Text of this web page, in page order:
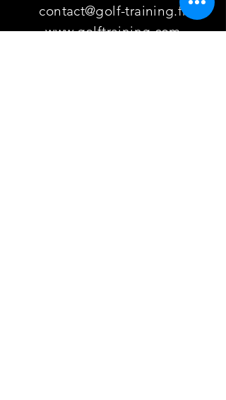
contact@golf-training.fr
www.golftraining.com